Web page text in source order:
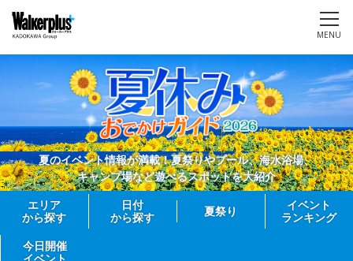
MENU
夏のイベント情報が満載！夏祭りやプール、海水浴場、
キャンプ場など遊べるスポットを大紹介
エリア
から探す
日付
から探す
夏祭り
イベント
ランキング
今日開催
イベント